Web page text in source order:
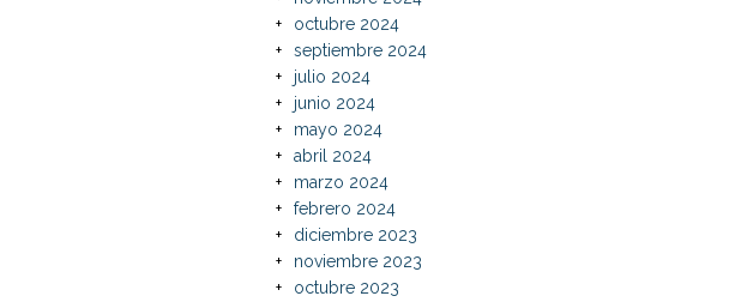
octubre 2024
septiembre 2024
julio 2024
junio 2024
mayo 2024
abril 2024
marzo 2024
febrero 2024
diciembre 2023
noviembre 2023
octubre 2023